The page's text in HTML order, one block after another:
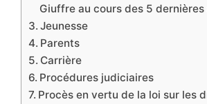
Giuffre au cours des 5 dernières
Jeunesse
Parents
Carrière
Procédures judiciaires
Procès en vertu de la loi sur les